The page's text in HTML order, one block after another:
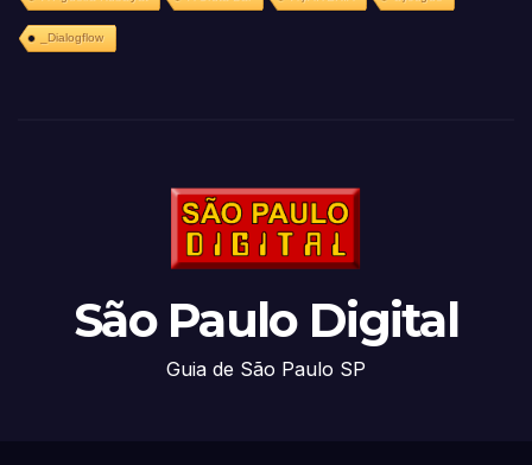
_Dialogflow
São Paulo Digital
Guia de São Paulo SP